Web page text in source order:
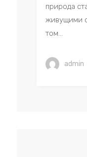
природа
живущими
том...
admin